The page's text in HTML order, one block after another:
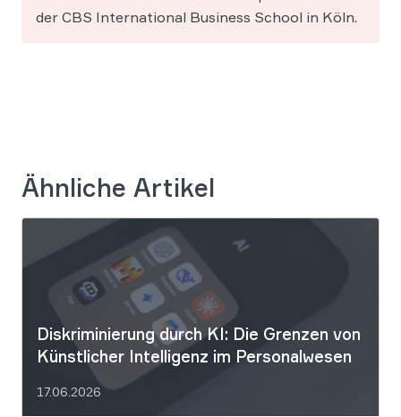
der CBS International Business School in Köln.
Ähnliche Artikel
Diskriminierung durch KI: Die Grenzen von
Künstlicher Intelligenz im Personalwesen
17.06.2026